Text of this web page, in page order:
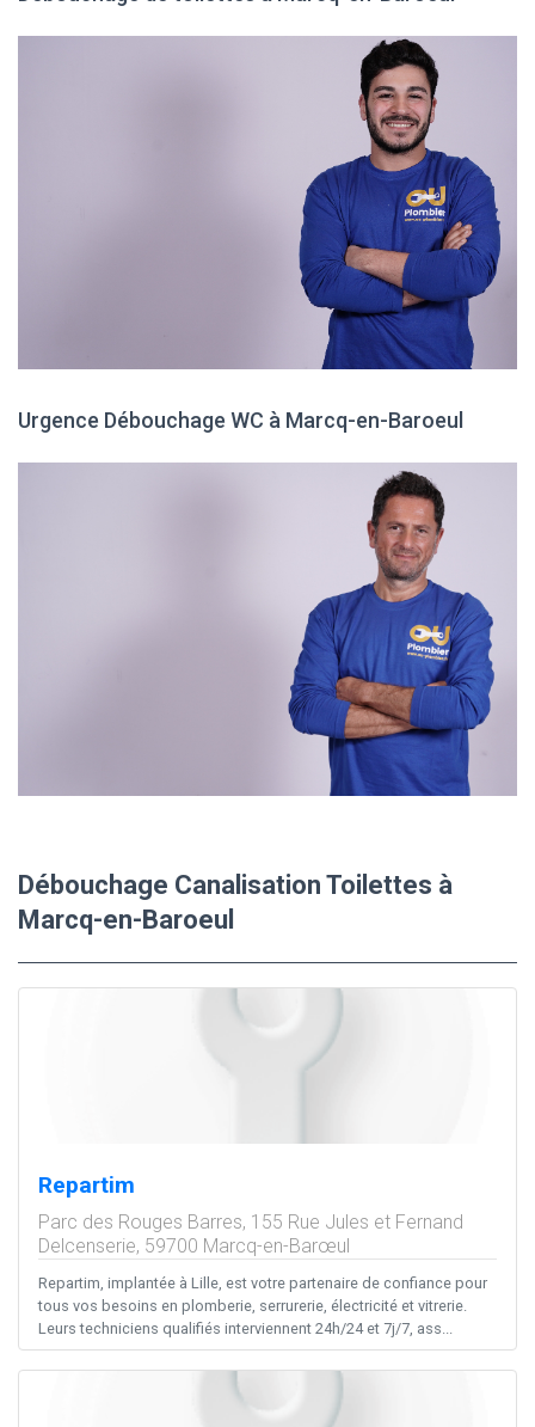
Urgence Débouchage WC à Marcq-en-Baroeul
Débouchage Canalisation Toilettes à
Marcq-en-Baroeul
Repartim
Parc des Rouges Barres, 155 Rue Jules et Fernand
Delcenserie, 59700 Marcq-en-Barœul
Repartim, implantée à Lille, est votre partenaire de confiance pour
tous vos besoins en plomberie, serrurerie, électricité et vitrerie.
Leurs techniciens qualifiés interviennent 24h/24 et 7j/7, ass...